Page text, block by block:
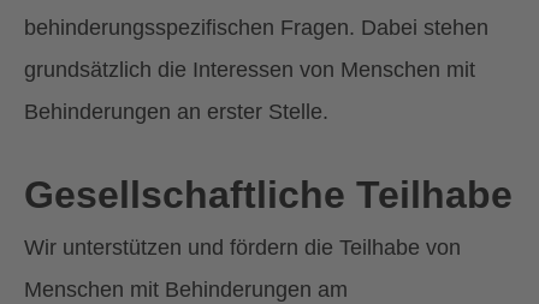
behinderungsspezifischen Fragen. Dabei stehen
grundsätzlich die Interessen von Menschen mit
Behinderungen an erster Stelle.
Gesellschaftliche Teilhabe
Wir unterstützen und fördern die Teilhabe von
Menschen mit Behinderungen am